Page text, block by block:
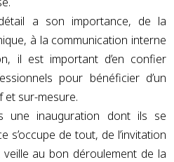
a son importance, de la
à la communication interne
il est important d’en confier
pour bénéficier d’un
et sur-mesure.
une inauguration dont ils se
s’occupe de tout, de l’invitation
veille au bon déroulement de la